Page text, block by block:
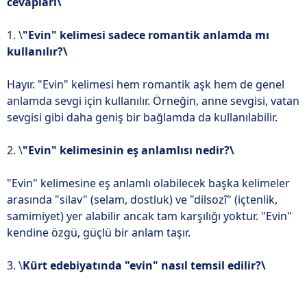
1. \"Evin" kelimesi sadece romantik anlamda mı
kullanılır?\
Hayır. "Evin" kelimesi hem romantik aşk hem de genel
anlamda sevgi için kullanılır. Örneğin, anne sevgisi, vatan
sevgisi gibi daha geniş bir bağlamda da kullanılabilir.
2. \"Evin" kelimesinin eş anlamlısı nedir?\
"Evin" kelimesine eş anlamlı olabilecek başka kelimeler
arasında "silav" (selam, dostluk) ve "dilsozî" (içtenlik,
samimiyet) yer alabilir ancak tam karşılığı yoktur. "Evin"
kendine özgü, güçlü bir anlam taşır.
3. \Kürt edebiyatında "evin" nasıl temsil edilir?\